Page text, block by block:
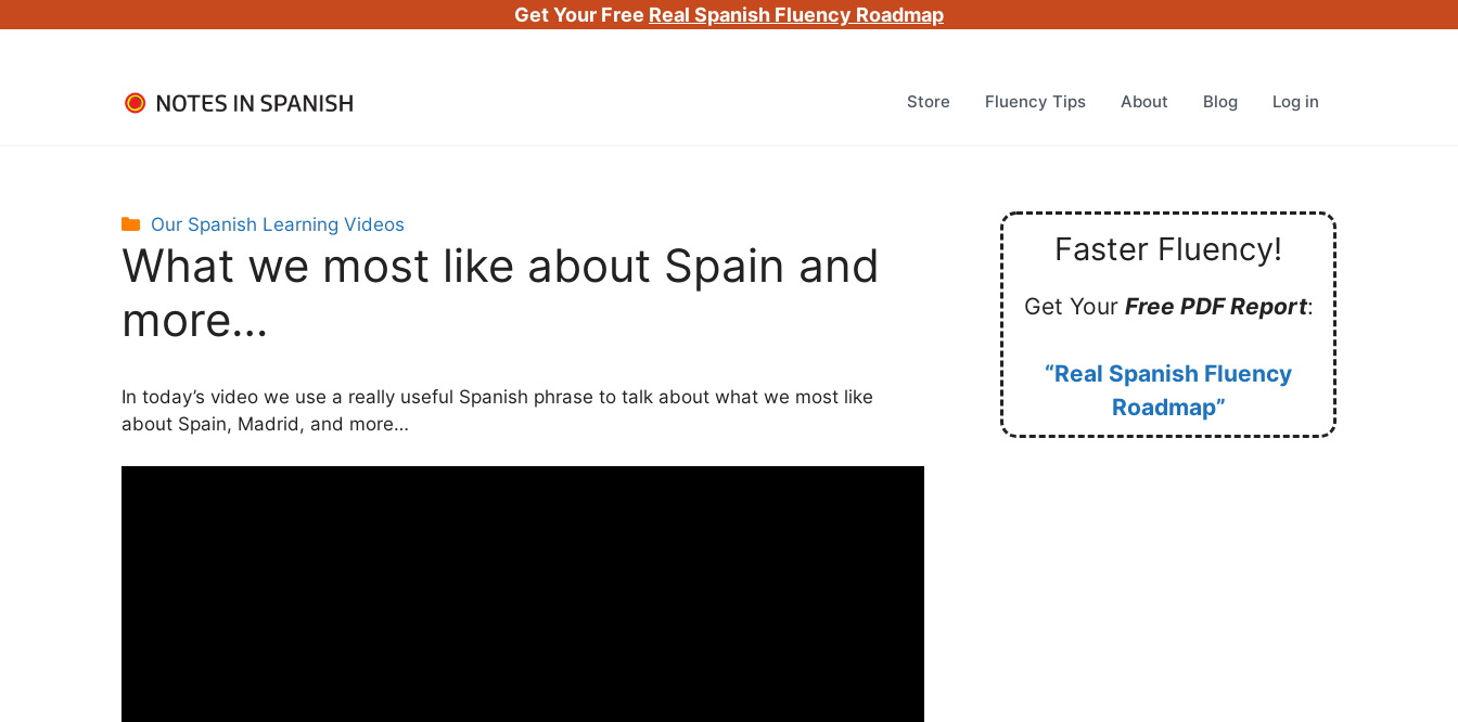
Get Your Free Real Spanish Fluency Roadmap
Store Fluency Tips About Blog Log in
Categories
Our Spanish Learning Videos
What we most like about Spain and
more…
In today’s video we use a really useful Spanish phrase to talk about what we most like
about Spain, Madrid, and more…
Faster Fluency!
Get Your Free PDF Report:
“Real Spanish Fluency
Roadmap”